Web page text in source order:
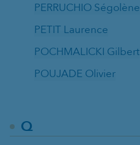
PERRUCHIO Ségolène
PETIT Laurence
POCHMALICKI Gilbert
POUJADE Olivier
Q